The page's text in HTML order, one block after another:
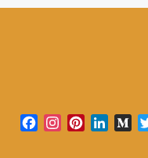
Facebook
Instagram
Pinterest